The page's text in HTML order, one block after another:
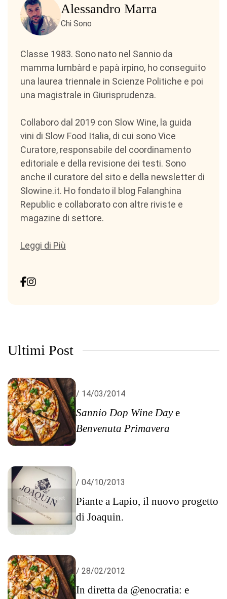
Alessandro Marra
Chi Sono
Classe 1983. Sono nato nel Sannio da
mamma lumbàrd e papà irpino, ho conseguito
una laurea triennale in Scienze Politiche e poi
una magistrale in Giurisprudenza.
Collaboro dal 2019 con Slow Wine, la guida
vini di Slow Food Italia, di cui sono Vice
Curatore, responsabile del coordinamento
editoriale e della revisione dei testi. Sono
anche il curatore del sito e della newsletter di
Slowine.it. Ho fondato il blog Falanghina
Republic e collaborato con altre riviste e
magazine di settore.
Leggi di Più
Ultimi Post
/ 14/03/2014
Sannio Dop Wine Daye
Benvenuta Primavera
/ 04/10/2013
Piante a Lapio, il nuovo progetto
di Joaquin.
/ 28/02/2012
In diretta da @enocratia: e